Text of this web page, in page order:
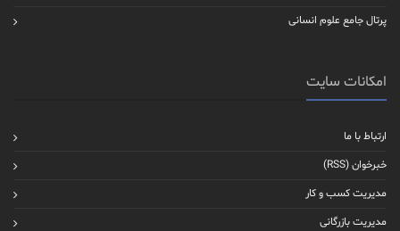
پرتال جامع علوم انسانی
امکانات سایت
ارتباط با ما
خبرخوان (RSS)
مدیریت کسب و کار
مدیریت بازرگانی